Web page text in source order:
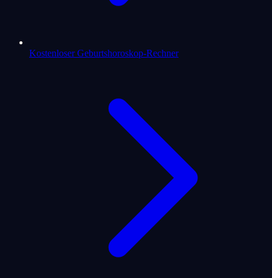
Kostenloser Geburtshoroskop-Rechner